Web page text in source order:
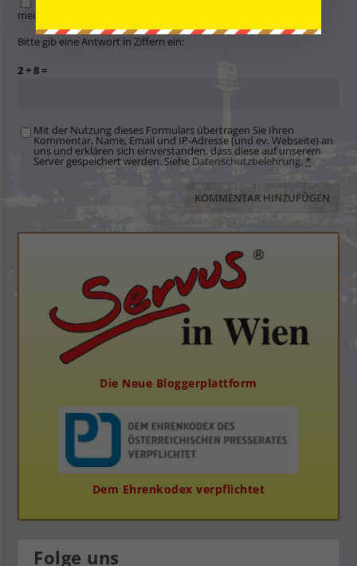
meinen nächsten Kommentar speichern.
Bitte gib eine Antwort in Ziffern ein:
2 + 8 =
Mit der Nutzung dieses Formulars übertragen Sie Ihren
Kommentar, Name, Email und IP-Adresse (und ev. Webseite) an
uns und erklären sich einverstanden, dass diese auf unserem
Server gespeichert werden. Siehe Datenschutzbelehrung.*
Die Neue Bloggerplattform
Dem Ehrenkodex verpflichtet
Folge uns